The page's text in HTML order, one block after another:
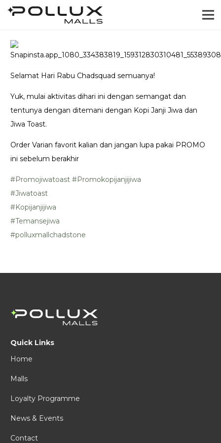
Selamat Hari Rabu Chadsquad semuanya!
Yuk, mulai aktivitas dihari ini dengan semangat dan
tentunya dengan ditemani dengan Kopi Janji Jiwa dan
Jiwa Toast.
Order Varian favorit kalian dan jangan lupa pakai PROMO
ini sebelum berakhir
#Promojiwatoast #Promokopijanjijiwa
#Jiwatoast
#Kopijanjijiwa
#Temansejiwa
#polluxmallchadstone
Quick Links
Home
Malls
Loyalty Programme
News & Events
Contact